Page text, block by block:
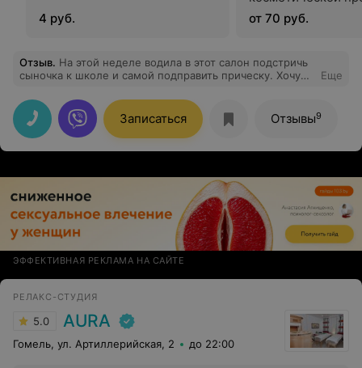
4 руб.
от 70 руб.
Отзыв. На этой неделе водила в этот салон подстричь
сыночка к школе и самой подправить прическу. Хочу
остался доволен, я тоже, комплименты получаю
сейчас от всех. Говорят, что лучше стала выглядеть.
Отдельно спасибо за отличное и вежливое
обслуживание Наталье Сафоновой, очень приятная
девушка, отличный мастер, мы с сыном довольны.
Еще
Записаться Отзывы9
ЭФФЕКТИВНАЯ РЕКЛАМА НА САЙТЕ
РЕЛАКС-СТУДИЯ
5.0 AURA
Гомель, ул. Артиллерийская, 2 до 22:00